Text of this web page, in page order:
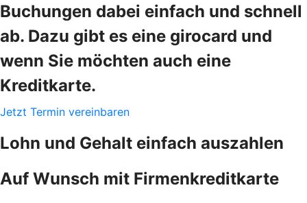
Buchungen dabei einfach und schnell
ab. Dazu gibt es eine girocard und
wenn Sie möchten auch eine
Kreditkarte.
Jetzt Termin vereinbaren
Lohn und Gehalt einfach auszahlen
Auf Wunsch mit Firmenkreditkarte